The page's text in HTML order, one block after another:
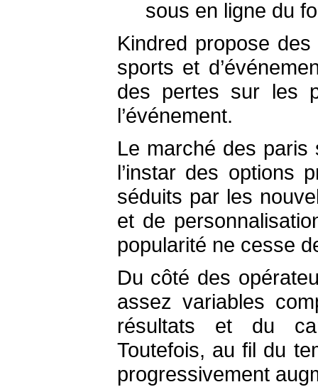
sous en ligne du
Kindred propose
sports et
des pertes sur les
l’événement.
Le marché des paris
l’instar des options
séduits par les
et de
popularité ne cesse
Du côté des
assez variables
résultats et du
Toutefois, au fil du
progressivement